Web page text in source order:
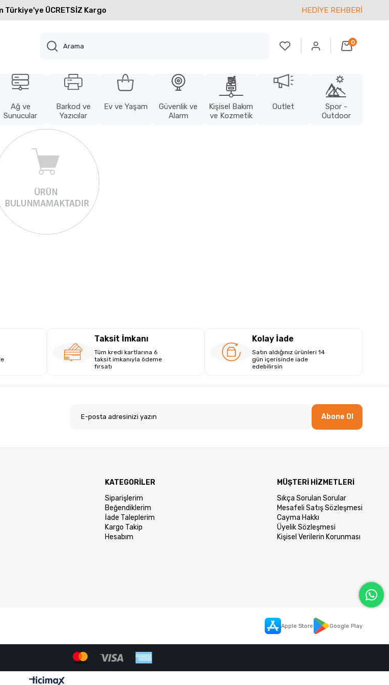
Türkiye'ye ÜCRETSİZ Kargo HEDİYE REHBERİ
0
Ağ ve
Sunucular
Barkod ve
Yazıcılar
Ev ve Yaşam
Güvenlik ve
Alarm
Kişisel Bakım
ve Kozmetik
Outlet
Spor -
Outdoor
Taksit İmkanı
Tüm kredi kartlarına 6
taksit imkanıyla ödeme
fırsatı
Kolay İade
Satın aldığınız ürünleri 14
gün içerisinde iade
edebilirsin
Abone Ol
KATEGORİLER
Siparişlerim
Beğendiklerim
İade Taleplerim
Kargo Takip
Hesabım
MÜŞTERİ HİZMETLERİ
Sıkça Sorulan Sorular
Mesafeli Satış Sözleşmesi
Cayma Hakkı
Üyelik Sözleşmesi
Kişisel Verilerin Korunması
Apple Store Google Play